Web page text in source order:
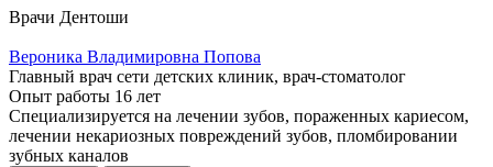
Врачи Дентоши
Вероника Владимировна Попова
Главный врач сети детских клиник, врач-стоматолог
Опыт работы 16 лет
Специализируется на лечении зубов, пораженных кариесом,
лечении некариозных повреждений зубов, пломбировании
зубных каналов